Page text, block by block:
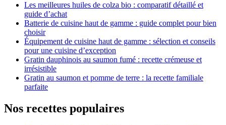
Les meilleures huiles de colza bio : comparatif détaillé et
guide d’achat
Batterie de cuisine haut de gamme : guide complet pour bien
choisir
Équipement de cuisine haut de gamme : sélection et conseils
pour une cuisine d’exception
Gratin dauphinois au saumon fumé : recette crémeuse et
irrésistible
Gratin au saumon et pomme de terre : la recette familiale
parfaite
Nos recettes populaires